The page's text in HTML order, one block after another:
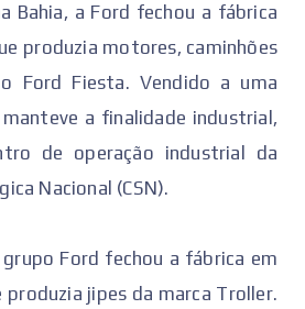
Bahia, a Ford fechou a fábrica
produzia motores, caminhões
Ford Fiesta. Vendido a uma
a finalidade industrial,
de operação industrial da
Nacional (CSN).
Ford fechou a fábrica em
produzia jipes da marca Troller.